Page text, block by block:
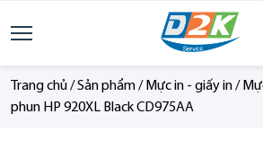
Trang chủ/Sản phẩm/ Mực in - giấy in/
phun HP 920XL Black CD975AA